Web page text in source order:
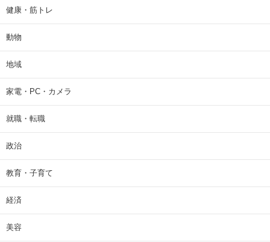
健康・筋トレ
動物
地域
家電・PC・カメラ
就職・転職
政治
教育・子育て
経済
美容